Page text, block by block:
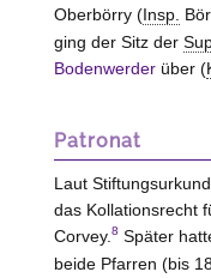
Oberbörry (Insp.
ging der Sitz der
Bodenwerderüber (
Patronat
Laut
das Kollationsrecht
Corvey.8 Später
beide Pfarren (bis